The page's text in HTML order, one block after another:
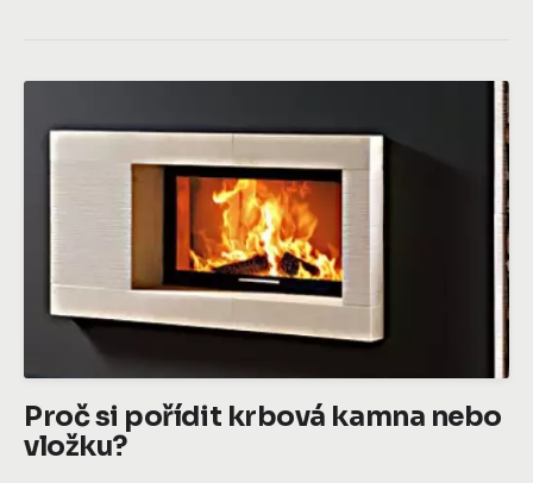
Proč si pořídit krbová kamna nebo
vložku?